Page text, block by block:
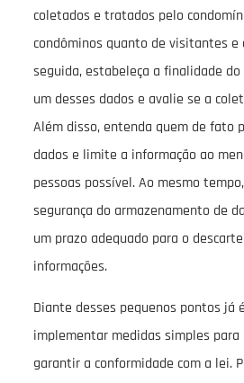
coletados e tratados pelo
condôminos quanto de visitantes e
seguida, estabeleça a finalidade
um desses dados e avalie se a
Além disso, entenda quem de fato
dados e limite a informação ao
pessoas possível. Ao mesmo
segurança do armazenamento de
um prazo adequado para o
informações.
Diante desses pequenos pontos já
implementar medidas simples para
garantir a conformidade com a lei.